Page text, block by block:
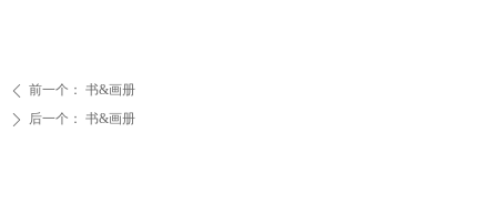
ꄴ 前一个： 书&画册
ꄲ 后一个： 书&画册